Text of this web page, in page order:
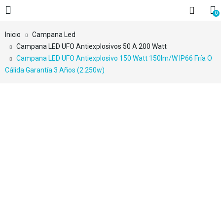
0
Inicio
Campana Led
Campana LED UFO Antiexplosivos 50 A 200 Watt
Campana LED UFO Antiexplosivo 150 Watt 150lm/w IP66 Fría O
Cálida Garantía 3 Años (2.250w)